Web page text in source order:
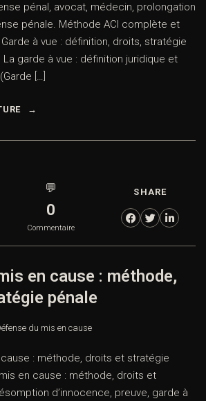
pénal, avocat, médecin, prolongation
pénale. Méthode ACI complète et
à vue : définition, droits, stratégie
garde à vue : définition juridique et
[…]
💬
0
Commentaire
SHARE
en cause : méthode,
pénale
du mis en cause
: méthode, droits et stratégie
en cause : méthode, droits et
d’innocence, preuve, garde à